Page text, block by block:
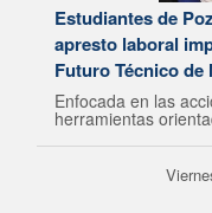
Estudiantes de
apresto laboral
Futuro Técnico de
Enfocada en las
herramientas